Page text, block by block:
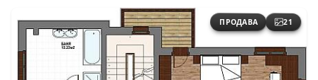
ПРОДАВА 21